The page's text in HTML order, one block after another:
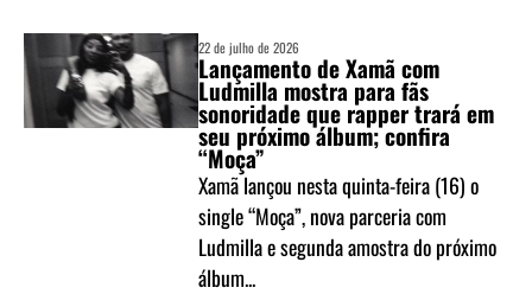
22 de julho de 2026
Lançamento de Xamã com
Ludmilla mostra para fãs
sonoridade que rapper trará em
seu próximo álbum; confira
“Moça”
Xamã lançou nesta quinta-feira (16) o
single “Moça”, nova parceria com
Ludmilla e segunda amostra do próximo
álbum...